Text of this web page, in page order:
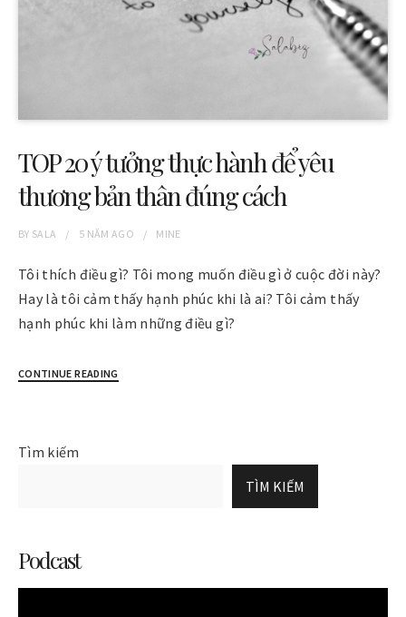
TOP 20 ý tưởng thực hành để yêu
thương bản thân đúng cách
BY SALA 5 NĂM AGO MINE
Tôi thích điều gì? Tôi mong muốn điều gì ở cuộc đời này?
Hay là tôi cảm thấy hạnh phúc khi là ai? Tôi cảm thấy
hạnh phúc khi làm những điều gì?
CONTINUE READING
Tìm kiếm
TÌM KIẾM
Podcast